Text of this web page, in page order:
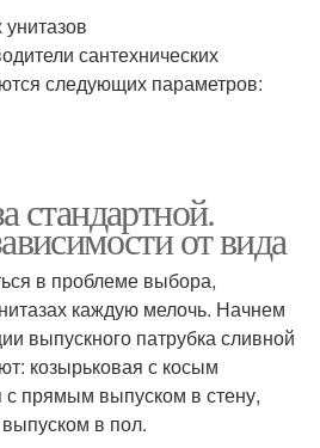
сантехнических
следующих параметров:
стандартной.
от вида
в проблеме выбора,
каждую мелочь. Начнем
выпускного патрубка сливной
козырьковая с косым
с прямым выпуском в стену,
в пол.